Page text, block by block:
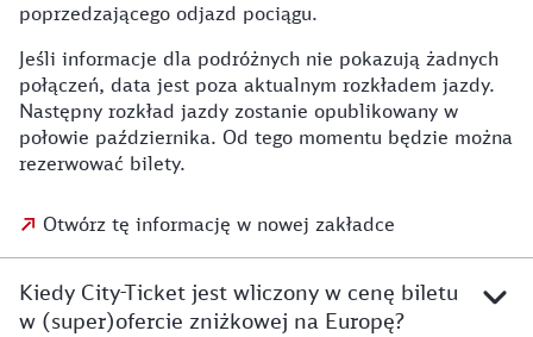
poprzedzającego odjazd pociągu.
Jeśli informacje dla podróżnych nie pokazują żadnych
połączeń, data jest poza aktualnym rozkładem jazdy.
Następny rozkład jazdy zostanie opublikowany w
połowie października. Od tego momentu będzie można
rezerwować bilety.
Otwórz tę informację w nowej zakładce
Kiedy City-Ticket jest wliczony w cenę biletu
w (super)ofercie zniżkowej na Europę?